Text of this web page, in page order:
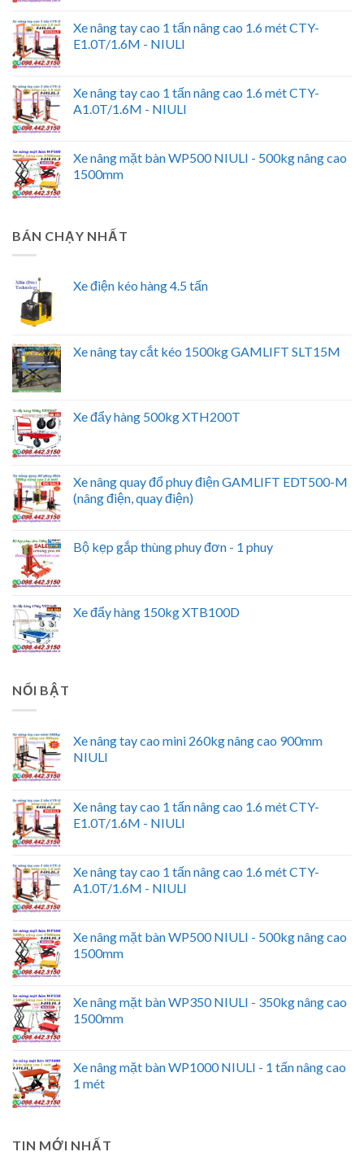
Xe nâng tay cao 1 tấn nâng cao 1.6 mét CTY-
E1.0T/1.6M - NIULI
Xe nâng tay cao 1 tấn nâng cao 1.6 mét CTY-
A1.0T/1.6M - NIULI
Xe nâng mặt bàn WP500 NIULI - 500kg nâng cao
1500mm
BÁN CHẠY NHẤT
Xe điện kéo hàng 4.5 tấn
Xe nâng tay cắt kéo 1500kg GAMLIFT SLT15M
Xe đẩy hàng 500kg XTH200T
Xe nâng quay đổ phuy điện GAMLIFT EDT500-M
(nâng điện, quay điện)
Bộ kẹp gắp thùng phuy đơn - 1 phuy
Xe đẩy hàng 150kg XTB100D
NỔI BẬT
Xe nâng tay cao mini 260kg nâng cao 900mm
NIULI
Xe nâng tay cao 1 tấn nâng cao 1.6 mét CTY-
E1.0T/1.6M - NIULI
Xe nâng tay cao 1 tấn nâng cao 1.6 mét CTY-
A1.0T/1.6M - NIULI
Xe nâng mặt bàn WP500 NIULI - 500kg nâng cao
1500mm
Xe nâng mặt bàn WP350 NIULI - 350kg nâng cao
1500mm
Xe nâng mặt bàn WP1000 NIULI - 1 tấn nâng cao
1 mét
TIN MỚI NHẤT